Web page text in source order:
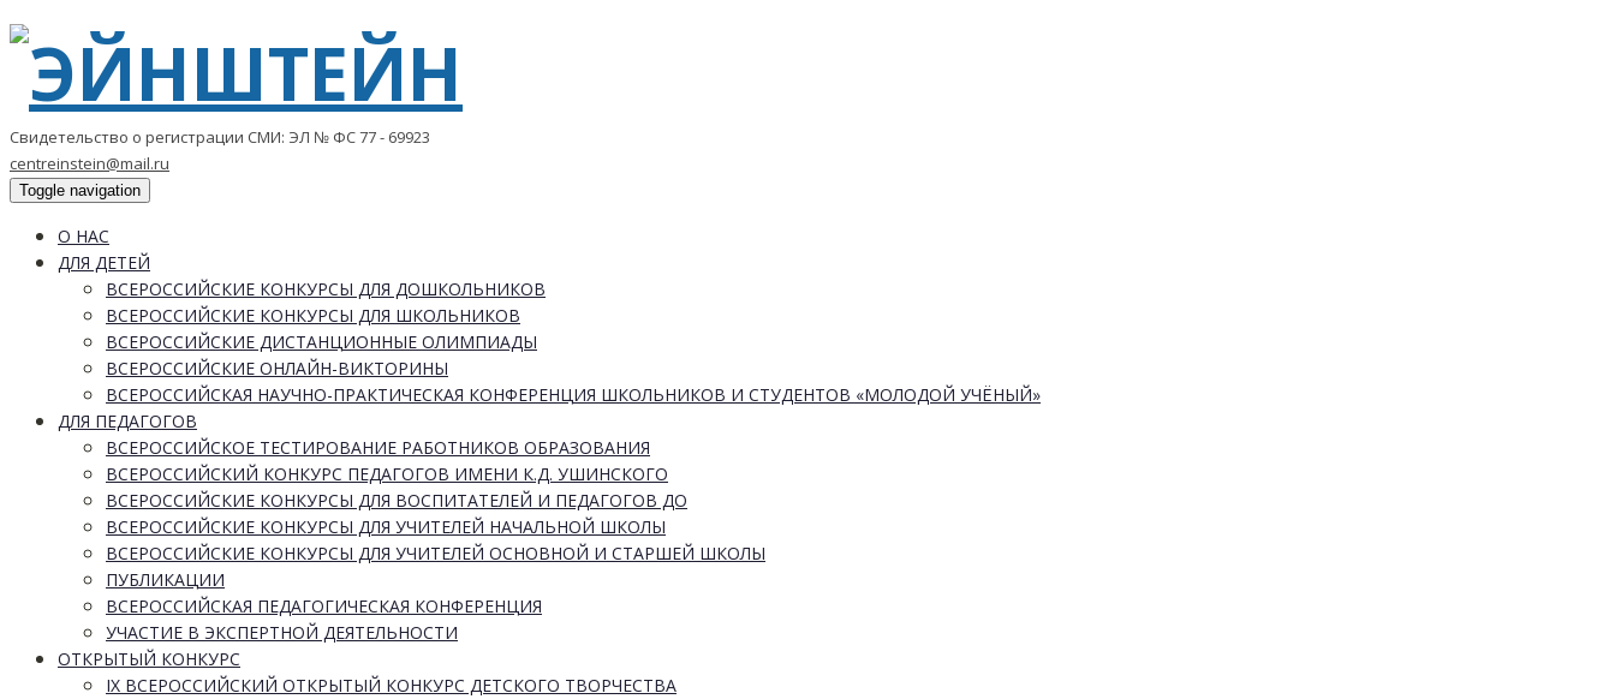
Свидетельство о регистрации СМИ: ЭЛ № ФС 77 - 69923
centreinstein@mail.ru
Toggle navigation
О НАС
ДЛЯ ДЕТЕЙ
ВСЕРОССИЙСКИЕ КОНКУРСЫ ДЛЯ ДОШКОЛЬНИКОВ
ВСЕРОССИЙСКИЕ КОНКУРСЫ ДЛЯ ШКОЛЬНИКОВ
ВСЕРОССИЙСКИЕ ДИСТАНЦИОННЫЕ ОЛИМПИАДЫ
ВСЕРОССИЙСКИЕ ОНЛАЙН-ВИКТОРИНЫ
ВСЕРОССИЙСКАЯ НАУЧНО-ПРАКТИЧЕСКАЯ КОНФЕРЕНЦИЯ ШКОЛЬНИКОВ И СТУДЕНТОВ «МОЛОДОЙ УЧЁНЫЙ»
ДЛЯ ПЕДАГОГОВ
ВСЕРОССИЙСКОЕ ТЕСТИРОВАНИЕ РАБОТНИКОВ ОБРАЗОВАНИЯ
ВСЕРОССИЙСКИЙ КОНКУРС ПЕДАГОГОВ ИМЕНИ К.Д. УШИНСКОГО
ВСЕРОССИЙСКИЕ КОНКУРСЫ ДЛЯ ВОСПИТАТЕЛЕЙ И ПЕДАГОГОВ ДО
ВСЕРОССИЙСКИЕ КОНКУРСЫ ДЛЯ УЧИТЕЛЕЙ НАЧАЛЬНОЙ ШКОЛЫ
ВСЕРОССИЙСКИЕ КОНКУРСЫ ДЛЯ УЧИТЕЛЕЙ ОСНОВНОЙ И СТАРШЕЙ ШКОЛЫ
ПУБЛИКАЦИИ
ВСЕРОССИЙСКАЯ ПЕДАГОГИЧЕСКАЯ КОНФЕРЕНЦИЯ
УЧАСТИЕ В ЭКСПЕРТНОЙ ДЕЯТЕЛЬНОСТИ
ОТКРЫТЫЙ КОНКУРС
IX ВСЕРОССИЙСКИЙ ОТКРЫТЫЙ КОНКУРС ДЕТСКОГО ТВОРЧЕСТВА